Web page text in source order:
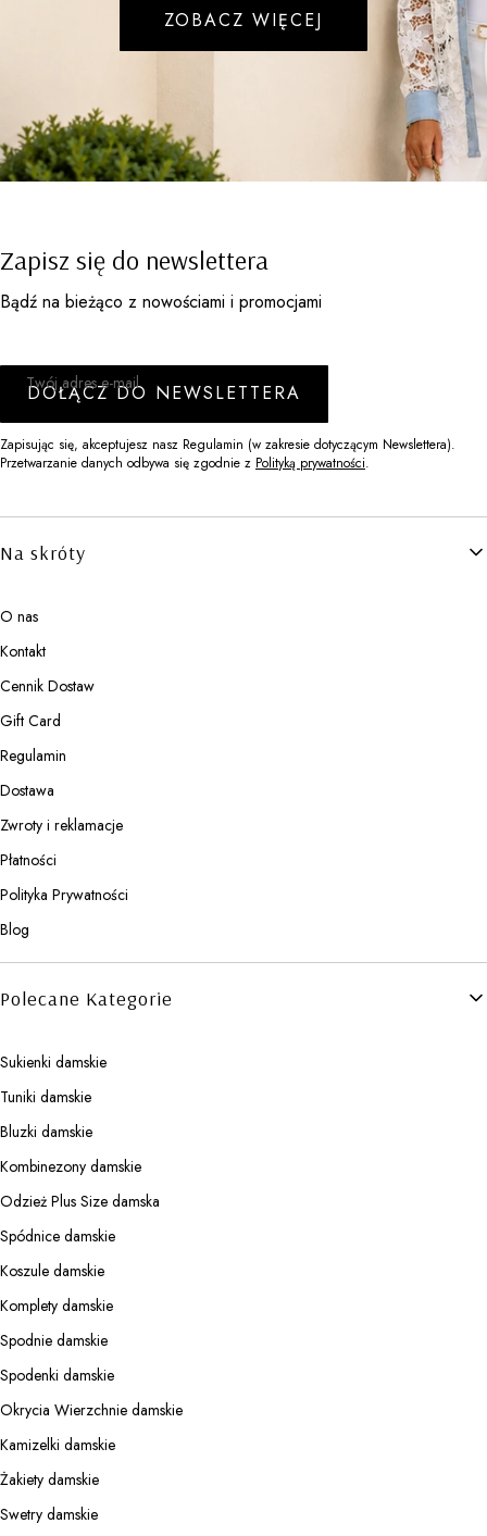
ZOBACZ WIĘCEJ
Zapisz się do newslettera
Bądź na bieżąco z nowościami i promocjami
Twój adres e-mail
DOŁĄCZ DO NEWSLETTERA
Zapisując się, akceptujesz nasz Regulamin (w zakresie dotyczącym Newslettera).
Przetwarzanie danych odbywa się zgodnie z Polityką prywatności.
Linki w stopce
Na skróty
O nas
Kontakt
Cennik Dostaw
Gift Card
Regulamin
Dostawa
Zwroty i reklamacje
Płatności
Polityka Prywatności
Blog
Polecane Kategorie
Sukienki damskie
Tuniki damskie
Bluzki damskie
Kombinezony damskie
Odzież Plus Size damska
Spódnice damskie
Koszule damskie
Komplety damskie
Spodnie damskie
Spodenki damskie
Okrycia Wierzchnie damskie
Kamizelki damskie
Żakiety damskie
Swetry damskie